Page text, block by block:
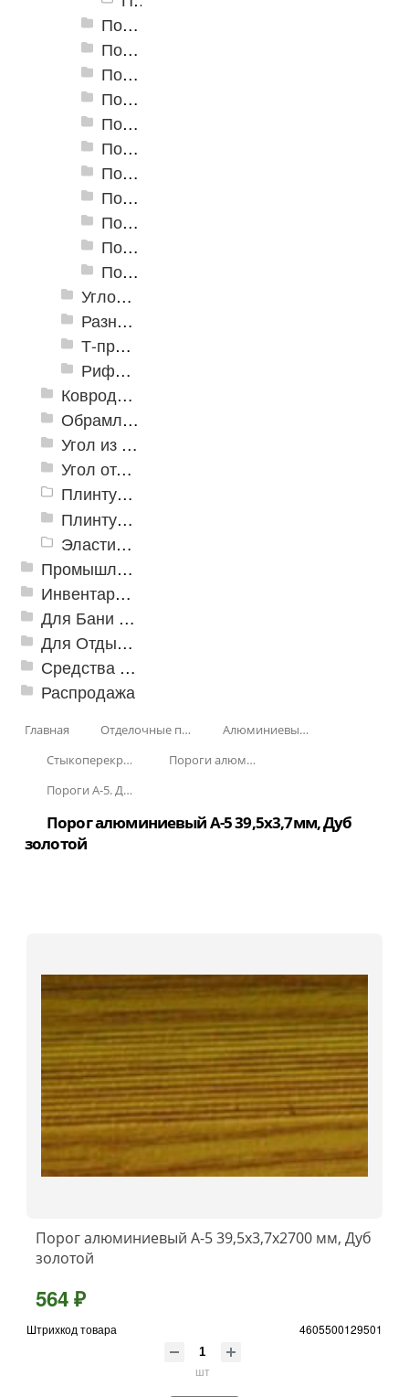
Пороги алюминиевые А-6 37х2,8 мм (открытый крепеж)
Пороги алюминиевые А-8 80х3,5 мм (открытый крепеж)
Пороги алюминиевые А-10 100х3,5 мм (открытый крепеж)
Пороги алюминиевые А-20 20х3,5 мм (открытый крепеж)
Пороги алюминиевые А-30 30х5 мм (открытый крепеж)
Пороги алюминиевые А-39 39х5,4 мм (открытый крепеж)
Пороги алюминиевые А-45 45х4,4 мм (открытый крепеж)
Пороги алюминиевые B-1 30х4,2 мм (скрытый крепеж)
Пороги алюминиевые B-2 37х4,4 мм (скрытый крепеж)
Пороги алюминиевые B-4 41х6-13 мм (скрытый крепеж)
Пороги алюминиевые B-5 80х4,6 мм (скрытый крепеж)
Угловые алюминиевые пороги
Разноуровневые алюминиевые профили
Т-профиль
Рифленые алюминиевые листы и углы квинтет
Ковродержатели
Обрамление
Угол из ПВХ
Угол отделочный арочный
Плинтус для столешниц
Плинтусы «KronPlast»
Эластичный напольно-стыковочный профиль Cezar
Промышленный текстиль
Инвентарь для клининга
Для Бани и Сауны
Для Отдыха и Пикника
Средства от насекомых и садовых вредителей
Распродажа
Главная Отделочные профили
Алюминиевые пороги
Стыкоперекрывающие алюминиевые пороги
Пороги алюминиевые стыкоперекрывающие А-5. (39,5*3,7мм)
Пороги А-5. Декорирование КД
Порог алюминиевый А-5 39,5х3,7мм, Дуб
золотой
Порог алюминиевый А-5 39,5х3,7x2700 мм, Дуб
золотой
564 ₽
Штрихкод товара 4605500129501
шт